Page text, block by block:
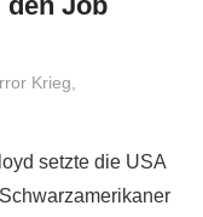
Krieg
setzte die USA